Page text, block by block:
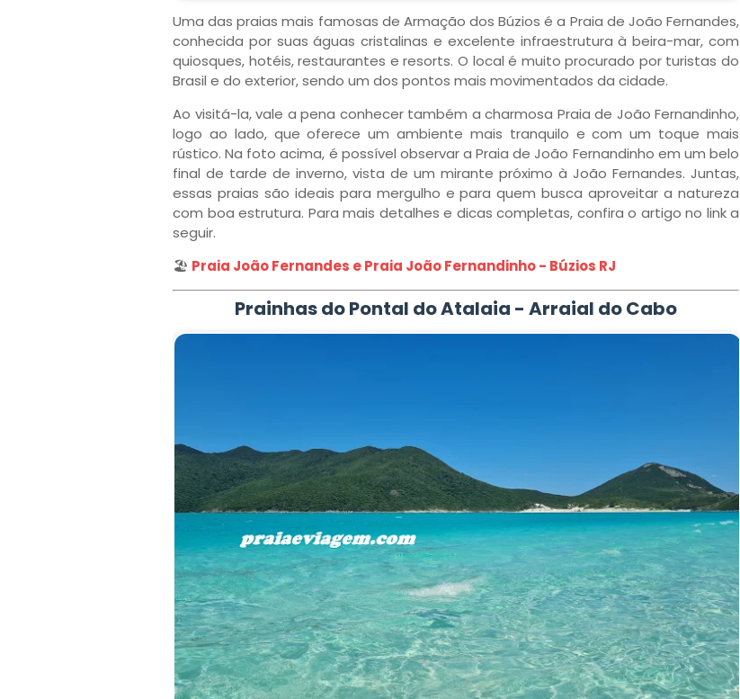
Uma das praias mais famosas de Armação dos Búzios é a Praia de João Fernandes,
conhecida por suas águas cristalinas e excelente infraestrutura à beira-mar, com
quiosques, hotéis, restaurantes e resorts. O local é muito procurado por turistas do
Brasil e do exterior, sendo um dos pontos mais movimentados da cidade.
Ao visitá-la, vale a pena conhecer também a charmosa Praia de João Fernandinho,
logo ao lado, que oferece um ambiente mais tranquilo e com um toque mais
rústico. Na foto acima, é possível observar a Praia de João Fernandinho em um belo
final de tarde de inverno, vista de um mirante próximo à João Fernandes. Juntas,
essas praias são ideais para mergulho e para quem busca aproveitar a natureza
com boa estrutura. Para mais detalhes e dicas completas, confira o artigo no link a
seguir.
🏖️ Praia João Fernandes e Praia João Fernandinho - Búzios RJ
Prainhas do Pontal do Atalaia - Arraial do Cabo